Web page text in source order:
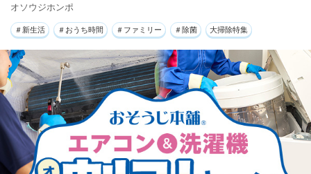
オソウジホンポ
＃新生活 ＃おうち時間 ＃ファミリー ＃除菌 大掃除特集